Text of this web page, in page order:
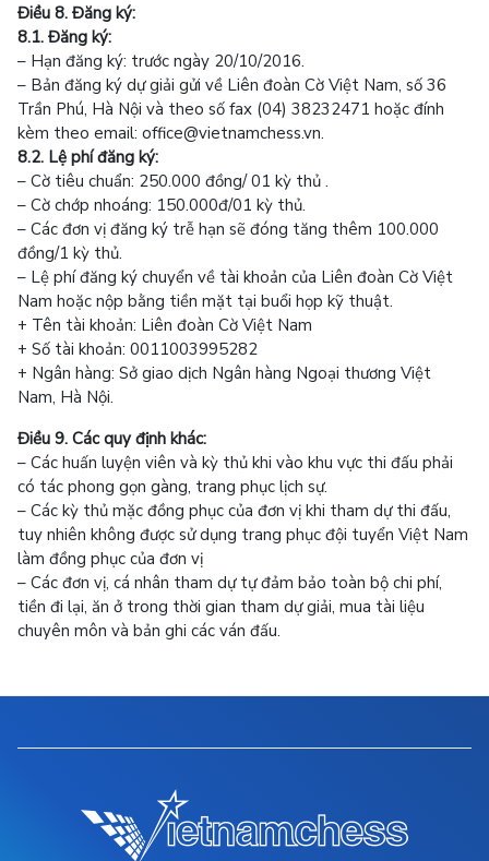
Điều 8. Đăng ký:
8.1. Đăng ký:
– Hạn đăng ký: trước ngày 20/10/2016.
– Bản đăng ký dự giải gửi về Liên đoàn Cờ Việt Nam, số 36
Trần Phú, Hà Nội và theo số fax (04) 38232471 hoặc đính
kèm theo email: office@vietnamchess.vn.
8.2. Lệ phí đăng ký:
– Cờ tiêu chuẩn: 250.000 đồng/ 01 kỳ thủ .
– Cờ chớp nhoáng: 150.000đ/01 kỳ thủ.
– Các đơn vị đăng ký trễ hạn sẽ đóng tăng thêm 100.000
đồng/1 kỳ thủ.
– Lệ phí đăng ký chuyển về tài khoản của Liên đoàn Cờ Việt
Nam hoặc nộp bằng tiền mặt tại buổi họp kỹ thuật.
+ Tên tài khoản: Liên đoàn Cờ Việt Nam
+ Số tài khoản: 0011003995282
+ Ngân hàng: Sở giao dịch Ngân hàng Ngoại thương Việt
Nam, Hà Nội.
Điều 9. Các quy định khác:
– Các huấn luyện viên và kỳ thủ khi vào khu vực thi đấu phải
có tác phong gọn gàng, trang phục lịch sự.
– Các kỳ thủ mặc đồng phục của đơn vị khi tham dự thi đấu,
tuy nhiên không được sử dụng trang phục đội tuyển Việt Nam
làm đồng phục của đơn vị
– Các đơn vị, cá nhân tham dự tự đảm bảo toàn bộ chi phí,
tiền đi lại, ăn ở trong thời gian tham dự giải, mua tài liệu
chuyên môn và bản ghi các ván đấu.